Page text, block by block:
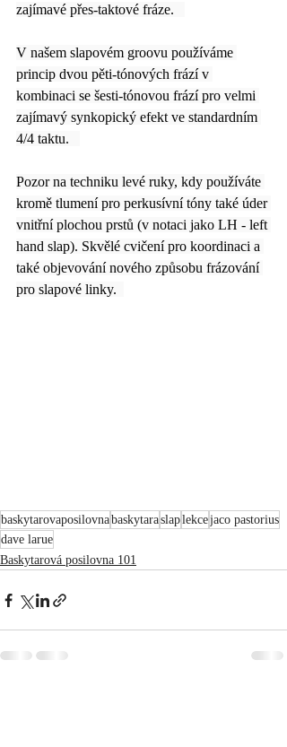
zajímavé přes-taktové fráze.
V našem slapovém groovu používáme
princip dvou pěti-tónových frází v
kombinaci se šesti-tónovou frází pro velmi
zajímavý synkopický efekt ve standardním
4/4 taktu.
Pozor na techniku levé ruky, kdy používáte
kromě tlumení pro perkusívní tóny také úder
vnitřní plochou prstů (v notaci jako LH - left
hand slap). Skvělé cvičení pro koordinaci a
také objevování nového způsobu frázování
pro slapové linky.
baskytarovaposilovnabaskytaraslaplekcejaco pastorius
dave larue
Baskytarová posilovna 101